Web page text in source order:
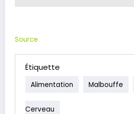
Source
Étiquette
Alimentation Malbouffe
Cerveau